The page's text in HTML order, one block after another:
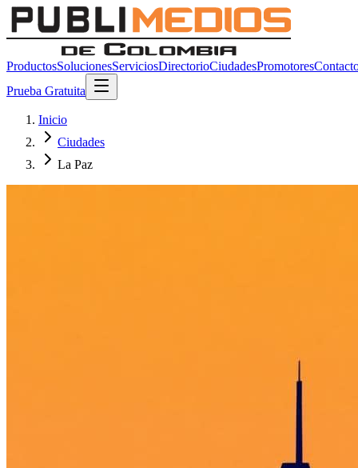
ProductosSolucionesServiciosDirectorioCiudadesPromotores
Prueba Gratuita
Inicio
Ciudades
La Paz